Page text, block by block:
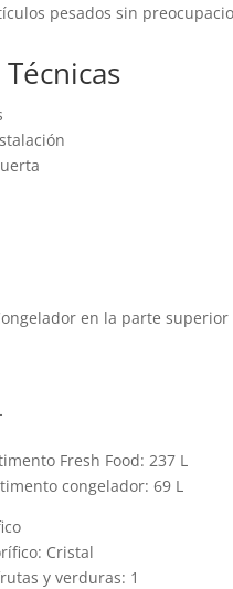
pesados sin
en la parte superior
Fresh Food: 237 L
congelador: 69 L
Cristal
y verduras: 1